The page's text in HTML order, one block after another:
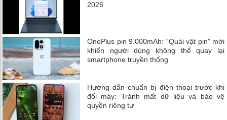
2026
OnePlus pin 9.000mAh: “Quái vật pin” mới
khiến người dùng không thể quay lại
smartphone truyền thống
Hướng dẫn chuẩn bị điện thoại trước khi
đổi máy: Tránh mất dữ liệu và bảo vệ
quyền riêng tư